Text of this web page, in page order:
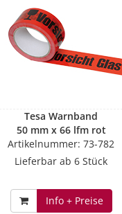
Tesa Warnband
50 mm x 66 lfm rot
Artikelnummer: 73-782
Lieferbar ab 6 Stück
Info + Preise